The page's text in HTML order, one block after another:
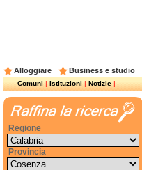
Alloggiare Business e studio
Comuni|Istituzioni|Notizie|
Regione
Provincia